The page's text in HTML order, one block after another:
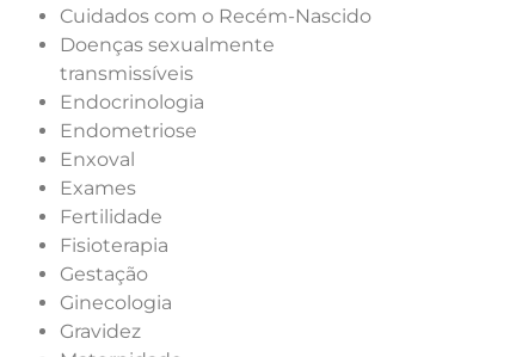
Cuidados com o Recém-Nascido
Doenças sexualmente
transmissíveis
Endocrinologia
Endometriose
Enxoval
Exames
Fertilidade
Fisioterapia
Gestação
Ginecologia
Gravidez